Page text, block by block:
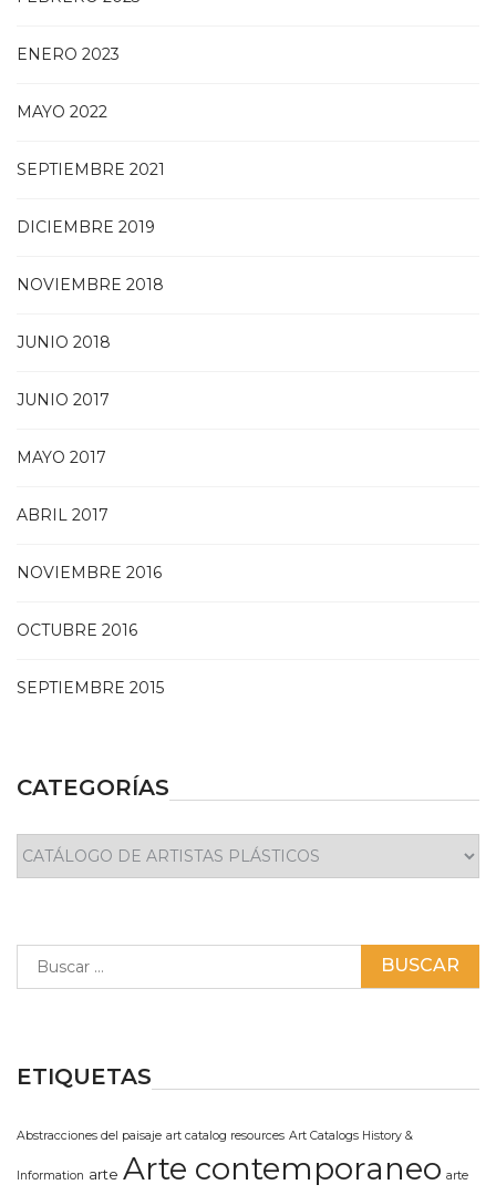
ENERO 2023
MAYO 2022
SEPTIEMBRE 2021
DICIEMBRE 2019
NOVIEMBRE 2018
JUNIO 2018
JUNIO 2017
MAYO 2017
ABRIL 2017
NOVIEMBRE 2016
OCTUBRE 2016
SEPTIEMBRE 2015
CATEGORÍAS
Categorías
ETIQUETAS
Abstracciones del paisaje art catalog resources Art Catalogs History &
Information arte Arte contemporaneo arte